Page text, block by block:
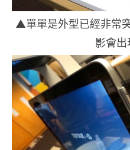
▲單單是外型已經非常
影會